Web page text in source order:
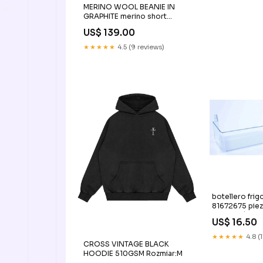
MERINO WOOL BEANIE IN
GRAPHITE merino short
beanie
US$ 139.00
★★★★★ 4.5 (9 reviews)
CROSS VINTAGE BLACK
HOODIE 510GSM Rozmiar:M
botellero
81672675
reparación
US$ 16.50
★★★★★ 4.8